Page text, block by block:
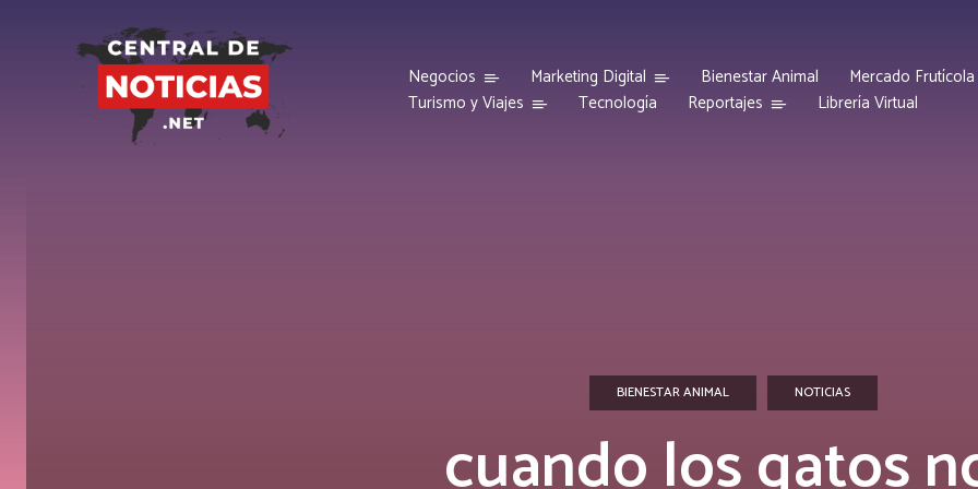
Negocios Marketing Digital Bienestar Animal
Mercado Frutícola
Turismo y Viajes
Tecnología Reportajes Librería Virtual
BIENESTAR ANIMAL NOTICIAS
cuando los gatos